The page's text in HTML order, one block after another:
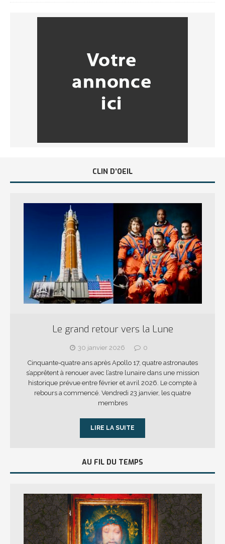
CLIN D’OEIL
Le grand retour vers la Lune
30 janvier 2026
0
Cinquante-quatre ans après Apollo 17, quatre astronautes
s’apprêtent à renouer avec l’astre lunaire dans une mission
historique prévue entre février et avril 2026. Le compte à
rebours a commencé. Vendredi 23 janvier, les quatre
membres
LIRE LA SUITE
AU FIL DU TEMPS